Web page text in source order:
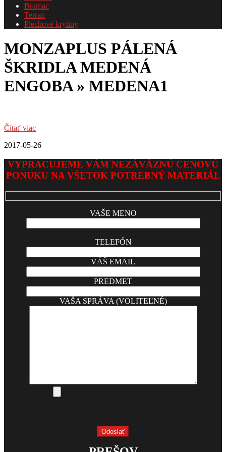
Bramac
Terran
Plechové krytiny
MONZAPLUS PÁLENÁ
ŠKRIDLA MEDENÁ
ENGOBA » MEDENA1
Čítať viac
2017-05-26
VYPRACUJEME VÁM NEZÁVÄZNÚ CENOVÚ
PONUKU NA VŠETOK POTREBNÝ MATERIÁL
VAŠE MENO
TELEFÓN
VÁŠ EMAIL
PREDMET
VAŠA SPRÁVA (VOLITEĽNÉ)